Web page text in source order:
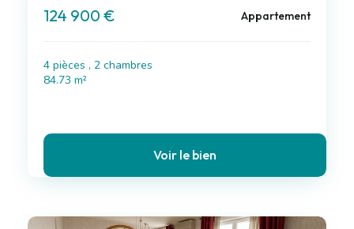
124 900 € Appartement
4 pièces , 2 chambres
84.73 m²
Voir le bien